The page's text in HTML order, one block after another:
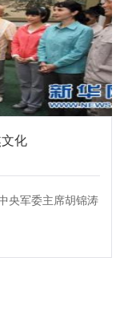
化
军委主席胡锦涛